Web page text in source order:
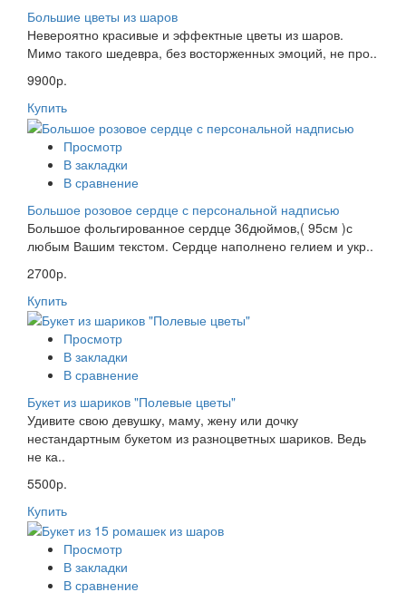
Большие цветы из шаров
Невероятно красивые и эффектные цветы из шаров.
Мимо такого шедевра, без восторженных эмоций, не про..
9900р.
Купить
Просмотр
В закладки
В сравнение
Большое розовое сердце с персональной надписью
Большое фольгированное сердце 36дюймов,( 95см )с
любым Вашим текстом. Сердце наполнено гелием и укр..
2700р.
Купить
Просмотр
В закладки
В сравнение
Букет из шариков "Полевые цветы"
Удивите свою девушку, маму, жену или дочку
нестандартным букетом из разноцветных шариков. Ведь
не ка..
5500р.
Купить
Просмотр
В закладки
В сравнение